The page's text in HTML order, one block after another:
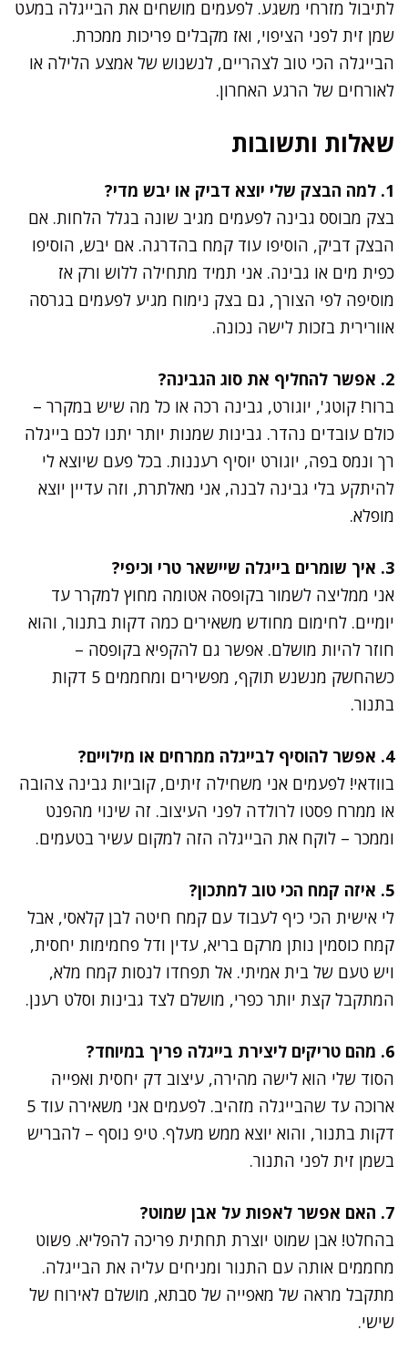
לתיבול מזרחי משגע. לפעמים מושחים את הבייגלה במעט
שמן זית לפני הציפוי, ואז מקבלים פריכות ממכרת.
הבייגלה הכי טוב לצהריים, לנשנוש של אמצע הלילה או
לאורחים של הרגע האחרון.
שאלות ותשובות
1. למה הבצק שלי יוצא דביק או יבש מדי?
בצק מבוסס גבינה לפעמים מגיב שונה בגלל הלחות. אם
הבצק דביק, הוסיפו עוד קמח בהדרגה. אם יבש, הוסיפו
כפית מים או גבינה. אני תמיד מתחילה ללוש ורק אז
מוסיפה לפי הצורך, גם בצק נימוח מגיע לפעמים בגרסה
אוורירית בזכות לישה נכונה.
2. אפשר להחליף את סוג הגבינה?
ברור! קוטג', יוגורט, גבינה רכה או כל מה שיש במקרר –
כולם עובדים נהדר. גבינות שמנות יותר יתנו לכם בייגלה
רך ונמס בפה, יוגורט יוסיף רעננות. בכל פעם שיוצא לי
להיתקע בלי גבינה לבנה, אני מאלתרת, וזה עדיין יוצא
מופלא.
3. איך שומרים בייגלה שיישאר טרי וכיפי?
אני ממליצה לשמור בקופסה אטומה מחוץ למקרר עד
יומיים. לחימום מחודש משאירים כמה דקות בתנור, והוא
חוזר להיות מושלם. אפשר גם להקפיא בקופסה –
כשהחשק מנשנש תוקף, מפשירים ומחממים 5 דקות
בתנור.
4. אפשר להוסיף לבייגלה ממרחים או מילויים?
בוודאי! לפעמים אני משחילה זיתים, קוביות גבינה צהובה
או ממרח פסטו לרולדה לפני העיצוב. זה שינוי מהפנט
וממכר – לוקח את הבייגלה הזה למקום עשיר בטעמים.
5. איזה קמח הכי טוב למתכון?
לי אישית הכי כיף לעבוד עם קמח חיטה לבן קלאסי, אבל
קמח כוסמין נותן מרקם בריא, עדין ודל פחמימות יחסית,
ויש טעם של בית אמיתי. אל תפחדו לנסות קמח מלא,
המתקבל קצת יותר כפרי, מושלם לצד גבינות וסלט רענן.
6. מהם טריקים ליצירת בייגלה פריך במיוחד?
הסוד שלי הוא לישה מהירה, עיצוב דק יחסית ואפייה
ארוכה עד שהבייגלה מזהיב. לפעמים אני משאירה עוד 5
דקות בתנור, והוא יוצא ממש מעלף. טיפ נוסף – להבריש
בשמן זית לפני התנור.
7. האם אפשר לאפות על אבן שמוט?
בהחלט! אבן שמוט יוצרת תחתית פריכה להפליא. פשוט
מחממים אותה עם התנור ומניחים עליה את הבייגלה.
מתקבל מראה של מאפייה של סבתא, מושלם לאירוח של
שישי.